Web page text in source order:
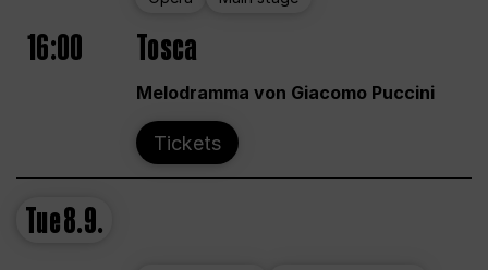
16:00 Tosca
Melodramma von Giacomo Puccini
Tickets
Tue8.9.